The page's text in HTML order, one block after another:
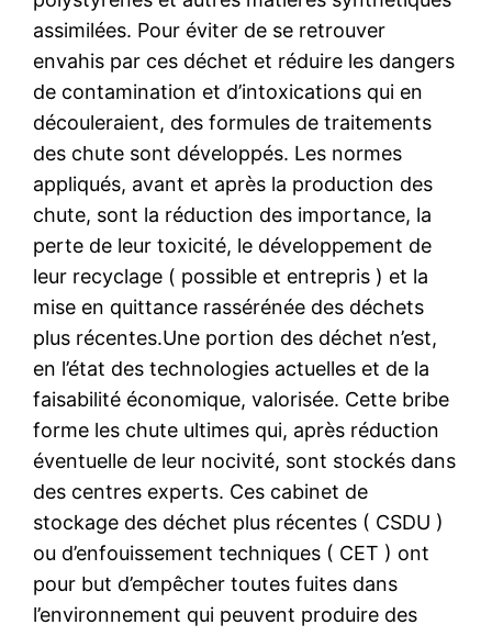
assimilées. Pour éviter de se retrouver
envahis par ces déchet et réduire les dangers
de contamination et d’intoxications qui en
découleraient, des formules de traitements
des chute sont développés. Les normes
appliqués, avant et après la production des
chute, sont la réduction des importance, la
perte de leur toxicité, le développement de
leur recyclage ( possible et entrepris ) et la
mise en quittance rassérénée des déchets
plus récentes.Une portion des déchet n’est,
en l’état des technologies actuelles et de la
faisabilité économique, valorisée. Cette bribe
forme les chute ultimes qui, après réduction
éventuelle de leur nocivité, sont stockés dans
des centres experts. Ces cabinet de
stockage des déchet plus récentes ( CSDU )
ou d’enfouissement techniques ( CET ) ont
pour but d’empêcher toutes fuites dans
l’environnement qui peuvent produire des